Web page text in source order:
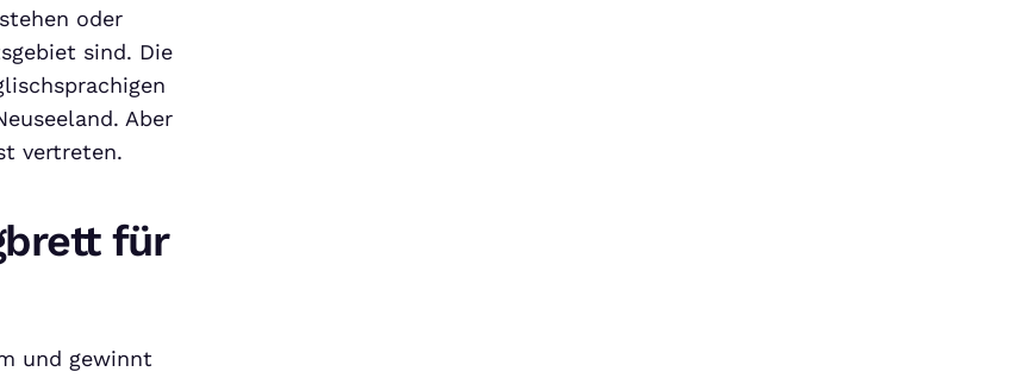
oder
sind. Die
Aber
vertreten.
für
und gewinnt